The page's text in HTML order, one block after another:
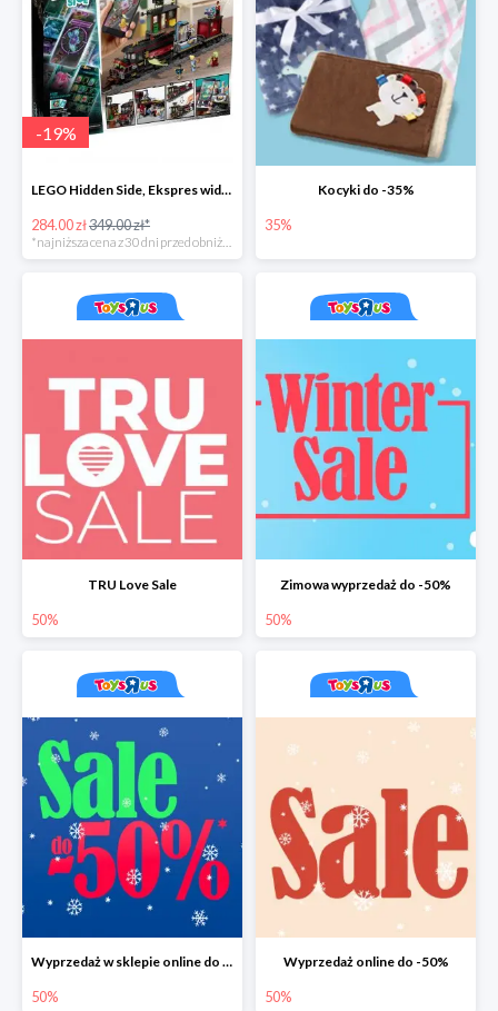
-19%
LEGO Hidden Side, Ekspres widmo
284.00 zł349.00 zł*
*najniższa cena z 30 dni przed obniżką
Kocyki do -35%
35%
TRU Love Sale
50%
Zimowa wyprzedaż do -50%
50%
Wyprzedaż w sklepie online do -50%
50%
Wyprzedaż online do -50%
50%